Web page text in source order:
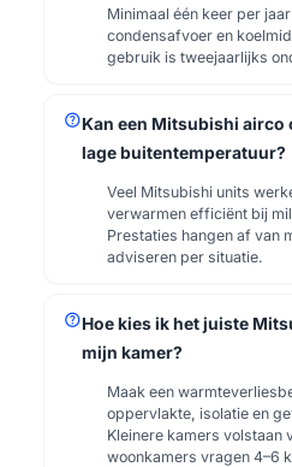
Minimaal één keer per
condensafvoer en
gebruik is tweejaarlijks
helpKan een Mitsubishi airco
lage buitentemperatuur?
Veel Mitsubishi units
verwarmen efficiënt bij
Prestaties hangen af van
adviseren per situatie.
helpHoe kies ik het juiste
mijn kamer?
Maak een
oppervlakte, isolatie en
Kleinere kamers volstaan
woonkamers vragen 4–6